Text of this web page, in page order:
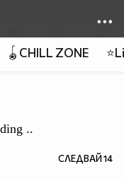
🪀CHILL ZONE
..
СЛЕДВАЙ14